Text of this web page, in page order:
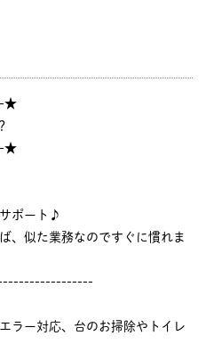
★
★
ポート♪
、似た業務なのですぐに慣れま
ラー対応、台のお掃除やトイレ